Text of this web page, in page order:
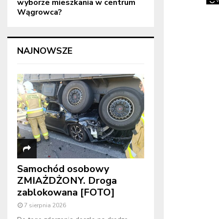
wyborze mieszkania w centrum
Wągrowca?
NAJNOWSZE
Samochód osobowy
ZMIAŻDŻONY. Droga
zablokowana [FOTO]
7 sierpnia 2026